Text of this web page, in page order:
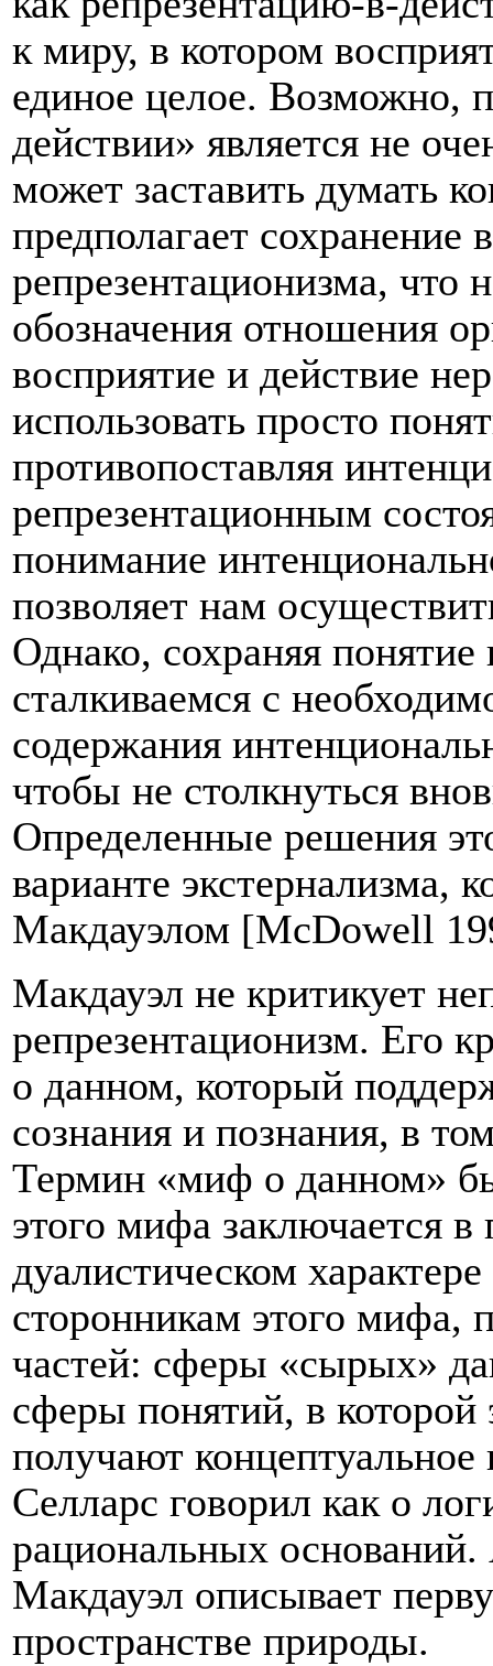
к миру, в котором
единое целое. Возможно,
действии» является не
может заставить думать
предполагает сохранение
репрезентационизма, что
обозначения отношения
восприятие и действие
использовать просто
противопоставляя
репрезентационным
понимание
позволяет нам
Однако, сохраняя
сталкиваемся с
содержания
чтобы не столкнуться
Определенные решения
варианте
Макдауэлом [McDowell
Макдауэл не критикует
репрезентационизм. Его
о данном, который
сознания и познания, в
Термин «миф о данном»
этого мифа заключается в
дуалистическом
сторонникам этого мифа,
частей: сферы «сырых»
сферы понятий, в
получают
Селларс говорил как о
рациональных
Макдауэл описывает
пространстве природы.